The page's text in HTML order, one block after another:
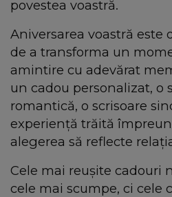
povestea voastră.
Aniversarea voastră este
de a transforma un
amintire cu adevărat
un cadou personalizat, o
romantică, o scrisoare
experiență trăită
alegerea să reflecte
Cele mai reușite cadouri
cele mai scumpe, ci cele